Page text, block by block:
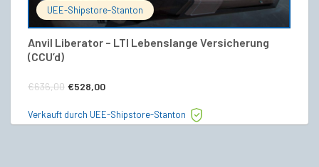
UEE-Shipstore-Stanton
Anvil Liberator – LTI Lebenslange Versicherung
(CCU’d)
€636,00 Ursprünglicher
war:
€528,00
ist:
Verkauft durch UEE-Shipstore-Stanton